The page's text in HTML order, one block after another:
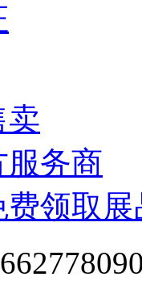
卖
务商
费领取展